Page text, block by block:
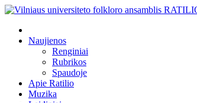
Naujienos
Renginiai
Rubrikos
Spaudoje
Apie Ratilio
Muzika